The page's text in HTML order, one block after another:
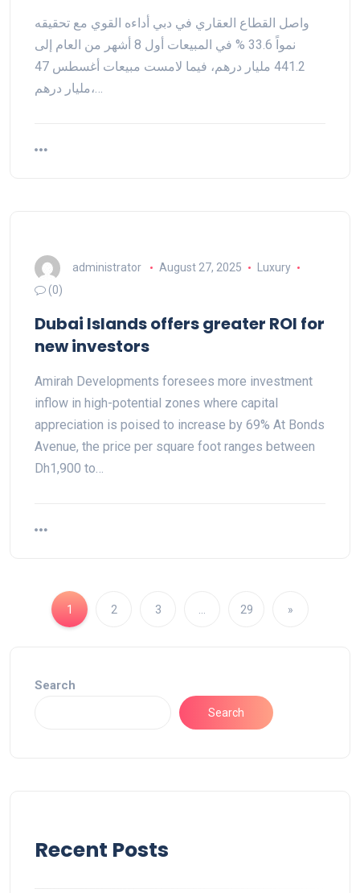
واصل القطاع العقاري في دبي أداءه القوي مع تحقيقه
نمواً 33.6 % في المبيعات أول 8 أشهر من العام إلى
441.2 مليار درهم، فيما لامست مبيعات أغسطس 47
مليار درهم،…
administrator August 27, 2025
Luxury
(0)
Dubai Islands offers greater ROI for
new investors
Amirah Developments foresees more investment
inflow in high-potential zones where capital
appreciation is poised to increase by 69% At Bonds
Avenue, the price per square foot ranges between
Dh1,900 to…
1 2 3 29 »
Search
Search
Recent Posts